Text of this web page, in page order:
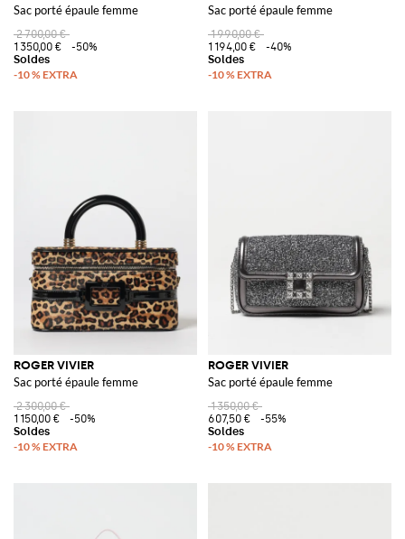
Sac porté épaule femme
2 700,00 €
1 350,00 €
-50%
Sac porté épaule femme
1 990,00 €
1 194,00 €
-40%
ROGER VIVIER
Sac porté épaule femme
2 300,00 €
1 150,00 €
-50%
ROGER VIVIER
Sac porté épaule femme
1 350,00 €
607,50 €
-55%